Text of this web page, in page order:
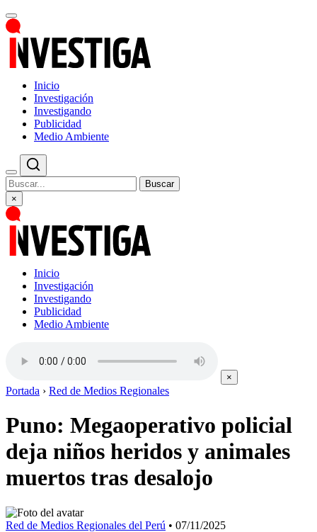
Inicio
Investigación
Investigando
Publicidad
Medio Ambiente
Buscar
×
Inicio
Investigación
Investigando
Publicidad
Medio Ambiente
×
Portada › Red de Medios Regionales
Puno: Megaoperativo policial
deja niños heridos y animales
muertos tras desalojo
Red de Medios Regionales del Perú • 07/11/2025